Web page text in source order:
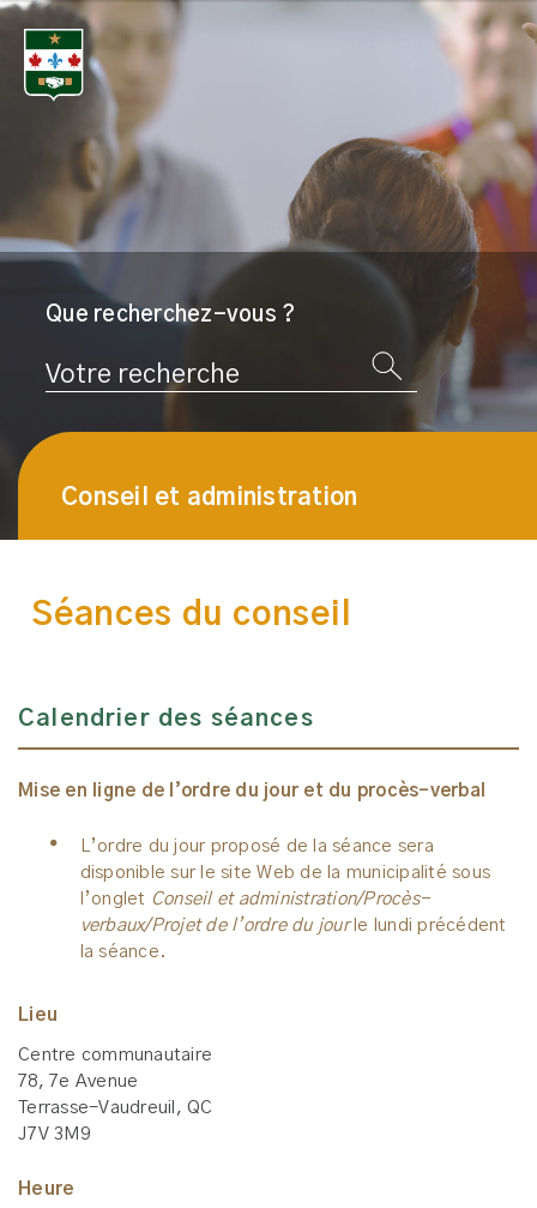
Séances du conseil
Que recherchez-vous ?
Rechercher
Conseil et administration
Calendrier des séances
Mise en ligne de l’ordre du jour et du procès-verbal
L’ordre du jour proposé de la séance sera
disponible sur le site Web de la municipalité sous
l’onglet Conseil et administration/Procès-
verbaux/Projet de l’ordre du jourle lundi précédent
la séance.
Lieu
Centre communautaire
78, 7e Avenue
Terrasse-Vaudreuil, QC
J7V 3M9
Heure